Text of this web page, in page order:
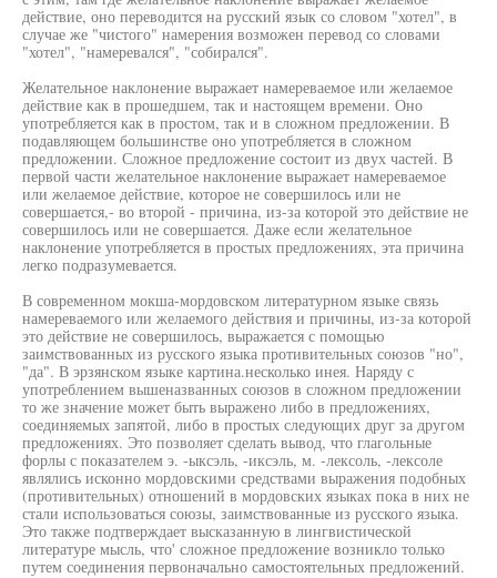
действие, оно переводится на русский язык со словом "хотел", в
случае же "чистого" намерения возможен перевод со словами
"хотел", "намеревался", "собирался".
Желательное наклонение выражает намереваемое или желаемое
действие как в прошедшем, так и настоящем времени. Оно
употребляется как в простом, так и в сложном предложении. В
подавляющем большинстве оно употребляется в сложном
предложении. Сложное предложение состоит из двух частей. В
первой части желательное наклонение выражает намереваемое
или желаемое действие, которое не совершилось или не
совершается,- во второй - причина, из-за которой это действие не
совершилось или не совершается. Даже если желательное
наклонение употребляется в простых предложениях, эта причина
легко подразумевается.
В современном мокша-мордовском литературном языке связь
намереваемого или желаемого действия и причины, из-за которой
это действие не совершилось, выражается с помощью
заимствованных из русского языка противительных союзов "но",
"да". В эрзянском языке картина.несколько инея. Наряду с
употреблением вышеназванных союзов в сложном предложении
то же значение может быть выражено либо в предложениях,
соединяемых запятой, либо в простых следующих друг за другом
предложениях. Это позволяет сделать вывод, что глагольные
форлы с показателем э. -ыксэль, -иксэль, м. -лексоль, -лексоле
являлись исконно мордовскими средствами выражения подобных
(противительных) отношений в мордовских языках пока в них не
стали использоваться союзы, заимствованные из русского языка.
Это также подтверждает высказанную в лингвистической
литературе мысль, что' сложное предложение возникло только
путем соединения первоначально самостоятельных предложений.